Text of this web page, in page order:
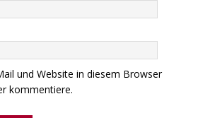
und Website in diesem Browser
kommentiere.